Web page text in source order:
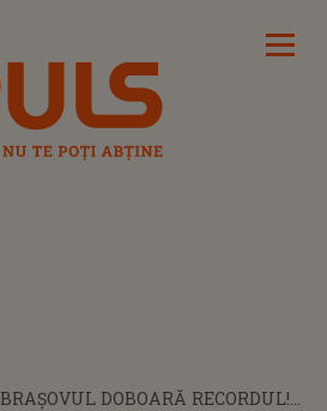
BRAȘOVUL DOBOARĂ RECORDUL!